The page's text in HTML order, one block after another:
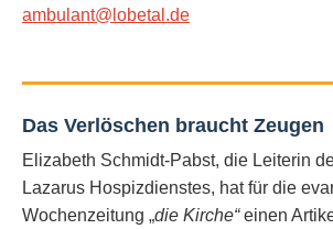
ambulant@lobetal.de
Das Verlöschen braucht Zeugen
Elizabeth Schmidt-Pabst, die Leiterin
Lazarus Hospizdienstes, hat für die
Wochenzeitung „die Kirche“einen